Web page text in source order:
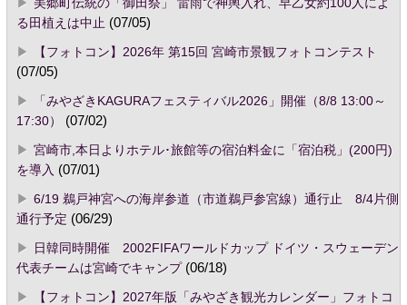
る田植えは中止 (07/05)
【フォトコン】2026年 第15回 宮崎市景観フォトコンテスト
(07/05)
「みやざきKAGURAフェスティバル2026」開催（8/8 13:00～
17:30）
(07/02)
宮崎市,本日よりホテル･旅館等の宿泊料金に「宿泊税」(200円)
を導入 (07/01)
6/19 鵜戸神宮への海岸参道（市道鵜戸参宮線）通行止 8/4片側
通行予定 (06/29)
日韓同時開催 2002FIFAワールドカップ ドイツ・スウェーデン
代表チームは宮崎でキャンプ(06/18)
【フォトコン】2027年版「みやざき観光カレンダー」フォトコ